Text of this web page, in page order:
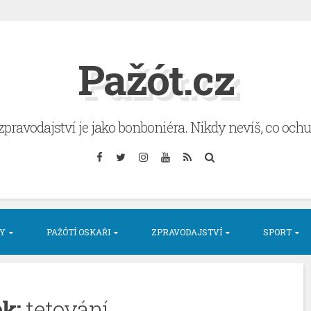
Pažót.cz
je jako bonboniéra. Nikdy nevíš, co
Facebook
TwitterInstagramYouTube
RSS
PAŽÓTÍ OSKAŘI ZPRAVODAJSTVÍ SPORT